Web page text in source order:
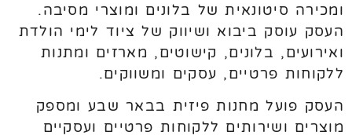
ומכירה סיטונאית של בלונים ומוצרי מסיבה.
העסק עוסק ביבוא ושיווק של ציוד לימי הולדת
ואירועים, בלונים, קישוטים, מארזים ומתנות
ללקוחות פרטיים, עסקים ומשווקים.
העסק פועל מחנות פיזית בבאר שבע ומספק
מוצרים ושירותים ללקוחות פרטיים ועסקיים